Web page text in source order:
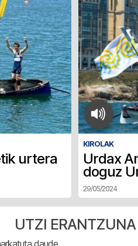
urtera
KIROLAK
Urdax
doguz
29/05/2024
UTZI ERANTZUNA
daude